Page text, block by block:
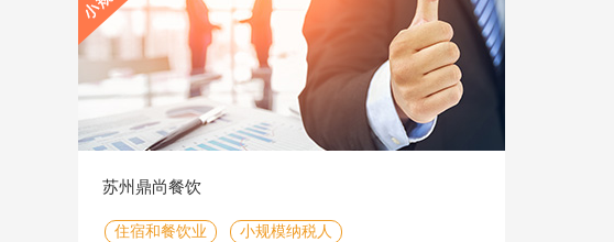
苏州鼎尚餐饮
住宿和餐饮业 小规模纳税人